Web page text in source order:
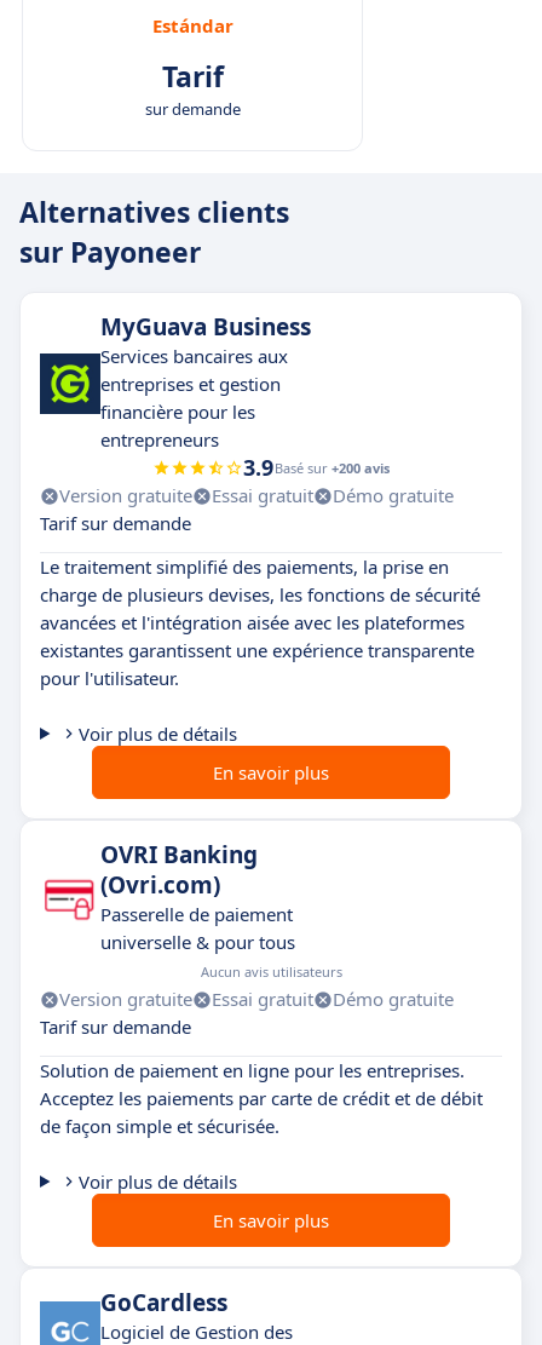
Estándar
Tarif
sur demande
Alternatives clients
sur Payoneer
MyGuava Business
Services bancaires aux
entreprises et gestion
financière pour les
entrepreneurs
3.9Basé sur +200 avis
Version gratuite Essai gratuit
Démo gratuite
Tarif sur demande
Le traitement simplifié des paiements, la prise en
charge de plusieurs devises, les fonctions de sécurité
avancées et l'intégration aisée avec les plateformes
existantes garantissent une expérience transparente
pour l'utilisateur.
Voir plus de détails
En savoir plus
OVRI Banking
(Ovri.com)
Passerelle de paiement
universelle & pour tous
Aucun avis utilisateurs
Version gratuite Essai gratuit
Démo gratuite
Tarif sur demande
Solution de paiement en ligne pour les entreprises.
Acceptez les paiements par carte de crédit et de débit
de façon simple et sécurisée.
Voir plus de détails
En savoir plus
GoCardless
Logiciel de Gestion des